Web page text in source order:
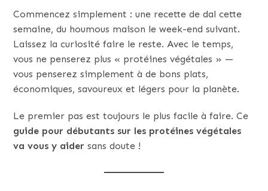
Commencez simplement : une recette de dal cette
semaine, du houmous maison le week-end suivant.
Laissez la curiosité faire le reste. Avec le temps,
vous ne penserez plus « protéines végétales » —
vous penserez simplement à de bons plats,
économiques, savoureux et légers pour la planète.
Le premier pas est toujours le plus facile à faire. Ce
guide pour débutants sur les protéines végétales
va vous y aidersans doute !